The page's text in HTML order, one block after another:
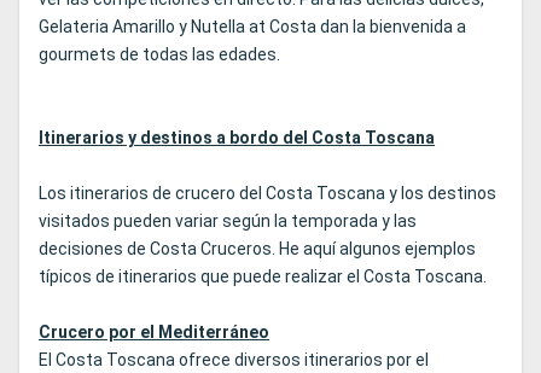
Gelateria Amarillo y Nutella at Costa dan la bienvenida a
gourmets de todas las edades.
Itinerarios y destinos a bordo del Costa Toscana
Los itinerarios de crucero del Costa Toscana y los destinos
visitados pueden variar según la temporada y las
decisiones de Costa Cruceros. He aquí algunos ejemplos
típicos de itinerarios que puede realizar el Costa Toscana.
Crucero por el Mediterráneo
El Costa Toscana ofrece diversos itinerarios por el